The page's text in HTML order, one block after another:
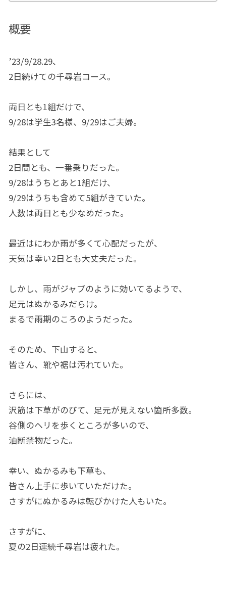
概要
’23/9/28.29、
2日続けての千尋岩コース。
両日とも1組だけで、
9/28は学生3名様、9/29はご夫婦。
結果として
2日間とも、一番乗りだった。
9/28はうちとあと1組だけ、
9/29はうちも含めて5組がきていた。
人数は両日とも少なめだった。
最近はにわか雨が多くて心配だったが、
天気は幸い2日とも大丈夫だった。
しかし、雨がジャブのように効いてるようで、
足元はぬかるみだらけ。
まるで雨期のころのようだった。
そのため、下山すると、
皆さん、靴や裾は汚れていた。
さらには、
沢筋は下草がのびて、足元が見えない箇所多数。
谷側のヘリを歩くところが多いので、
油断禁物だった。
幸い、ぬかるみも下草も、
皆さん上手に歩いていただけた。
さすがにぬかるみは転びかけた人もいた。
さすがに、
夏の2日連続千尋岩は疲れた。